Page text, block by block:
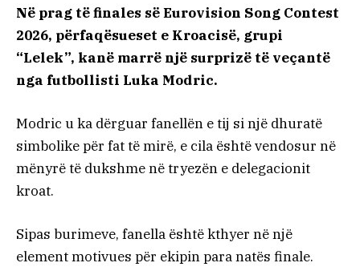
Në prag të finales së Eurovision Song Contest
2026, përfaqësueset e Kroacisë, grupi
“Lelek”, kanë marrë një surprizë të veçantë
nga futbollisti Luka Modric.
Modric u ka dërguar fanellën e tij si një dhuratë
simbolike për fat të mirë, e cila është vendosur në
mënyrë të dukshme në tryezën e delegacionit
kroat.
Sipas burimeve, fanella është kthyer në një
element motivues për ekipin para natës finale.